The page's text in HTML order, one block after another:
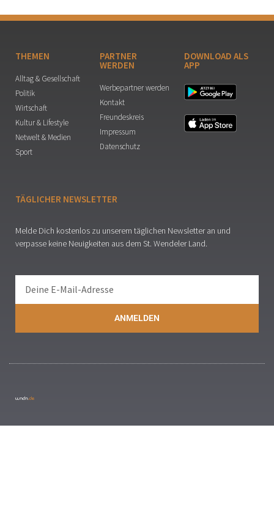
THEMEN
Alltag & Gesellschaft
Politik
Wirtschaft
Kultur & Lifestyle
Netwelt & Medien
Sport
PARTNER
WERDEN
Werbepartner werden
Kontakt
Freundeskreis
Impressum
Datenschutz
DOWNLOAD ALS
APP
TÄGLICHER NEWSLETTER
Melde Dich kostenlos zu unserem täglichen Newsletter an und
verpasse keine Neuigkeiten aus dem St. Wendeler Land.
ANMELDEN